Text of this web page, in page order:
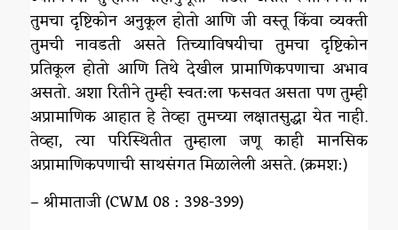
तुमचा दृष्टिकोन अनुकूल होतो आणि जी वस्तू किंवा व्यक्ती
तुमची नावडती असते तिच्याविषयीचा तुमचा दृष्टिकोन
प्रतिकूल होतो आणि तिथे देखील प्रामाणिकपणाचा अभाव
असतो. अशा रितीने तुम्ही स्वत:ला फसवत असता पण तुम्ही
अप्रामाणिक आहात हे तेव्हा तुमच्या लक्षातसुद्धा येत नाही.
तेव्हा, त्या परिस्थितीत तुम्हाला जणू काही मानसिक
अप्रामाणिकपणाची साथसंगत मिळालेली असते. (क्रमश:)
– श्रीमाताजी (CWM 08 : 398-399)